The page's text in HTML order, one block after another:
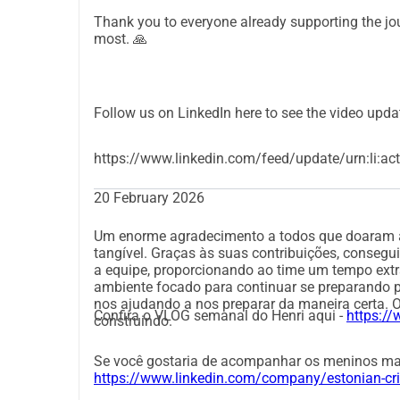
sessões de simulação de partidas, quando
refletir a intensidade do torneioMeta de
duradouro para o crescimento do críquete em
contribuição para um bloco de treinamento
especializadoTransparência e
sobre o impactoGrandes doadores/
desejado).Chamada à açãoSe você puder
ajudando a treinar durante o inverno, a nos
instalações limitadas, e a inspirar a próxima
podemos dar à Estônia a melhor chance de ter
Thank you to everyone already supporting the
most. 🙏
Follow us on LinkedIn here to see the video
https://www.linkedin.com/feed/update/
20 February 2026
Um enorme agradecimento a todos que
tangível. Graças às suas contribuições,
a equipe, proporcionando ao time um tempo
ambiente focado para continuar se preparando
nos ajudando a nos preparar da maneira certa.
construindo.
Confira o VLOG semanal do Henri aqui - https://
Se você gostaria de acompanhar os meninos
https://www.linkedin.com/company/estonian-